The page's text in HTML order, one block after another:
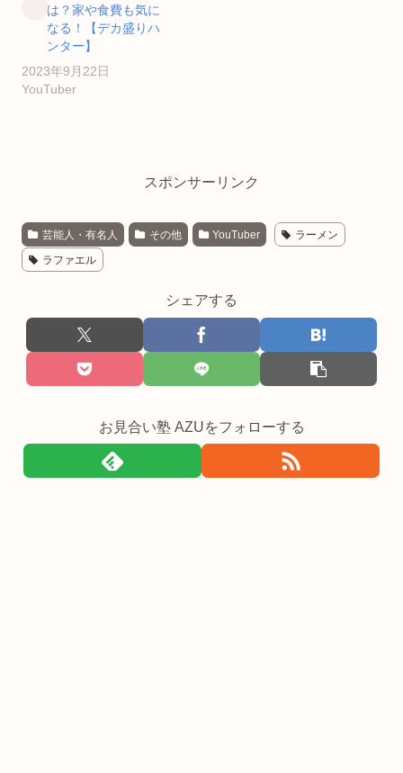
は？家や食費も気に
なる！【デカ盛りハ
ンター】
2023年9月22日
YouTuber
スポンサーリンク
芸能人・有名人 その他 YouTuber ラーメン
ラファエル
シェアする
お見合い塾 AZUをフォローする